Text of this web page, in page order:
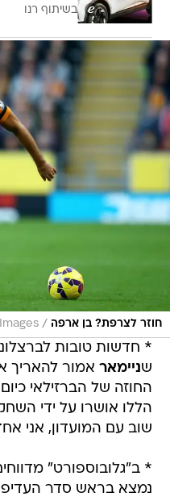
בשיתוף רנו
חוזר לצרפת? בן ארפה /
* חדשות טובות
שניימאר
הללו אושרו על ידי
שוב עם המועדון, אני
* ב"גלובוספורט"
נמצא בראש סדר